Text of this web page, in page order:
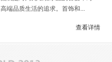
高端品质生活的追求。首饰和...
查看详情